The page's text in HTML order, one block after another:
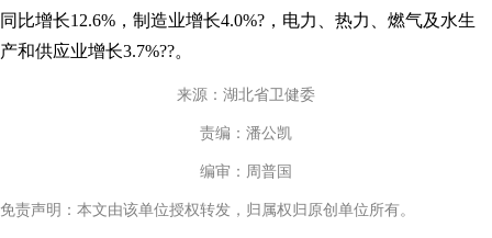
同比增长12.6%，制造业增长4.0%?，电力、热力、燃气及水生
产和供应业增长3.7%??。
来源：湖北省卫健委
责编：潘公凯
编审：周普国
免责声明：本文由该单位授权转发，归属权归原创单位所有。